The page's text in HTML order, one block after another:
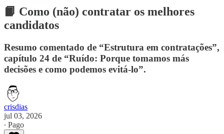
📙 Como (não) contratar os melhores
candidatos
Resumo comentado de “Estrutura em contratações”,
capítulo 24 de “Ruído: Porque tomamos más
decisões e como podemos evitá-lo”.
crisdias
jul 03, 2026
∙ Pago